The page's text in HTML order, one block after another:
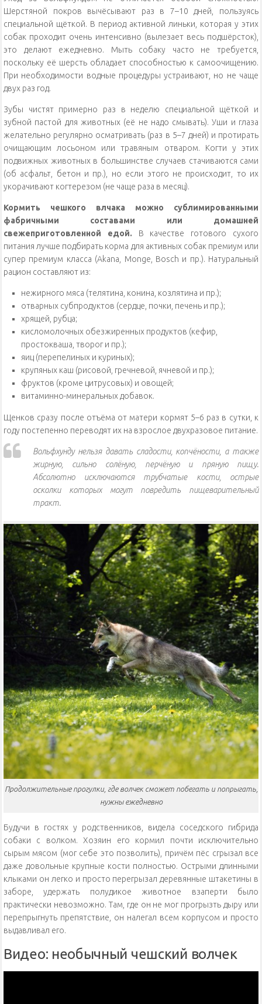
Шерстяной покров вычёсывают раз в 7–10 дней, пользуясь
специальной щёткой. В период активной линьки, которая у этих
собак проходит очень интенсивно (вылезает весь подшёрсток),
это делают ежедневно. Мыть собаку часто не требуется,
поскольку её шерсть обладает способностью к самоочищению.
При необходимости водные процедуры устраивают, но не чаще
двух раз год.
Зубы чистят примерно раз в неделю специальной щёткой и
зубной пастой для животных (её не надо смывать). Уши и глаза
желательно регулярно осматривать (раз в 5–7 дней) и протирать
очищающим лосьоном или травяным отваром. Когти у этих
подвижных животных в большинстве случаев стачиваются сами
(об асфальт, бетон и пр.), но если этого не происходит, то их
укорачивают когтерезом (не чаще раза в месяц).
Кормить чешкого влчака можно сублимированными
фабричными составами или домашней
свежеприготовленной едой. В качестве готового сухого
питания лучше подбирать корма для активных собак премиум или
супер премиум класса (Akana, Monge, Bosch и пр.). Натуральный
рацион составляют из:
нежирного мяса (телятина, конина, козлятина и пр.);
отварных субпродуктов (сердце, почки, печень и пр.);
хрящей, рубца;
кисломолочных обезжиренных продуктов (кефир,
простокваша, творог и пр.);
яиц (перепелиных и куриных);
крупяных каш (рисовой, гречневой, ячневой и пр.);
фруктов (кроме цитрусовых) и овощей;
витаминно-минеральных добавок.
Щенков сразу после отъёма от матери кормят 5–6 раз в сутки, к
году постепенно переводят их на взрослое двухразовое питание.
Вольфхунду нельзя давать сладости, копчёности, а также
жирную, сильно солёную, перчёную и пряную пищу.
Абсолютно исключаются трубчатые кости, острые
осколки которых могут повредить пищеварительный
тракт.
Продолжительные прогулки, где волчек сможет побегать и попрыгать,
нужны ежедневно
Будучи в гостях у родственников, видела соседского гибрида
собаки с волком. Хозяин его кормил почти исключительно
сырым мясом (мог себе это позволить), причём пёс сгрызал все
даже довольные крупные кости полностью. Острыми длинными
клыками он легко и просто перегрызал деревянные штакетины в
заборе, удержать полудикое животное взаперти было
практически невозможно. Там, где он не мог прогрызть дыру или
перепрыгнуть препятствие, он налегал всем корпусом и просто
выдавливал его.
Видео: необычный чешский волчек